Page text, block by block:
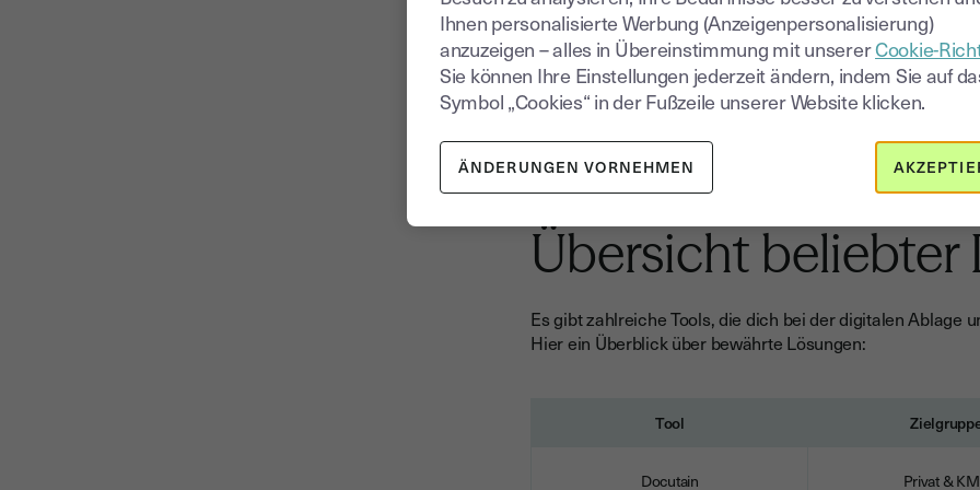
Moderne DMS nutzen OCR-Technologie, um Inhalte
und archivierten Unterlagen.
Automatisierte Workflows
Definiere Regeln für Freigaben, Fristen oder
automatisch gelöscht.
Übersicht beliebter
Es gibt zahlreiche Tools, die dich bei der digitalen Ablage
Hier ein Überblick über bewährte Lösungen:
Tool
Docutain Privat &
Ihnen personalisierte Werbung (Anzeigenpersonalisierung)
anzuzeigen – alles in Übereinstimmung mit unsererCookie-
Sie können Ihre Einstellungen jederzeit ändern, indem Sie auf
Symbol „Cookies“ in der Fußzeile unserer Website klicken.
ÄNDERUNGEN VORNEHMEN